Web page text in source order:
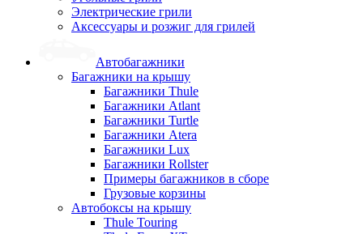
Электрические грили
Аксессуары и розжиг для грилей
Автобагажники
Багажники на крышу
Багажники Thule
Багажники Atlant
Багажники Turtle
Багажники Atera
Багажники Lux
Багажники Rollster
Примеры багажников в сборе
Грузовые корзины
Автобоксы на крышу
Thule Touring